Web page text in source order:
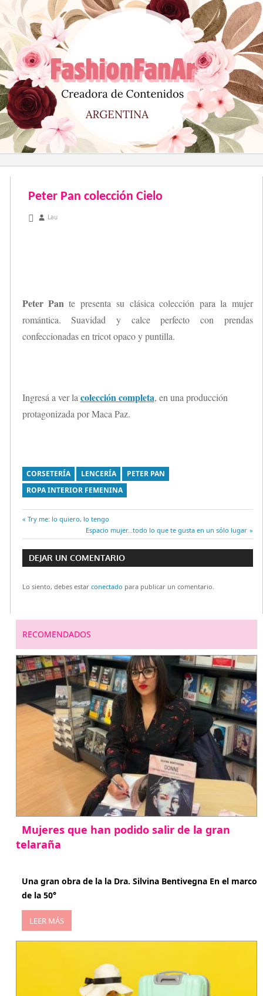
al
contenido
Peter Pan colección Cielo
noviembre 13, 2012
Lau
Peter Pan te presenta su clásica colección para la mujer
romántica. Suavidad y calce perfecto con prendas
confeccionadas en tricot opaco y puntilla.
Ingresá a ver la colección completa, en una producción
protagonizada por Maca Paz.
CORSETERÍA LENCERÍA
PETER PAN
ROPA INTERIOR FEMENINA
Navegación
de
entradas
Entrada
Try me: lo quiero, lo tengo
Entrada
siguiente:
Espacio mujer…todo lo que te gusta en un sólo lugar
DEJAR UN COMENTARIO
Lo siento, debes estar conectado para publicar un comentario.
RECOMENDADOS
Mujeres que han podido salir de la gran
telaraña
Una gran obra de la la Dra. Silvina Bentivegna En el marco
de la 50°
LEER MÁS